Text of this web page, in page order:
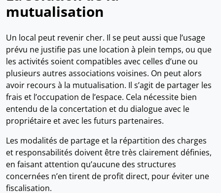
mutualisation
Un local peut revenir cher. Il se peut aussi que l’usage
prévu ne justifie pas une location à plein temps, ou que
les activités soient compatibles avec celles d’une ou
plusieurs autres associations voisines. On peut alors
avoir recours à la mutualisation. Il s’agit de partager les
frais et l’occupation de l’espace. Cela nécessite bien
entendu de la concertation et du dialogue avec le
propriétaire et avec les futurs partenaires.
Les modalités de partage et la répartition des charges
et responsabilités doivent être très clairement définies,
en faisant attention qu’aucune des structures
concernées n’en tirent de profit direct, pour éviter une
fiscalisation.